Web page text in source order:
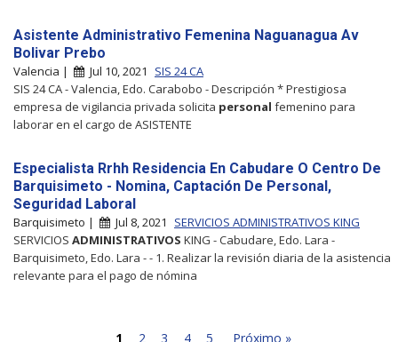
Asistente Administrativo Femenina Naguanagua Av
Bolivar Prebo
Valencia | Jul 10, 2021
SIS 24 CA
SIS 24 CA - Valencia, Edo. Carabobo - Descripción * Prestigiosa
empresa de vigilancia privada solicita personal femenino para
laborar en el cargo de ASISTENTE
Especialista Rrhh Residencia En Cabudare O Centro De
Barquisimeto - Nomina, Captación De Personal,
Seguridad Laboral
Barquisimeto | Jul 8, 2021
SERVICIOS ADMINISTRATIVOS KING
SERVICIOS ADMINISTRATIVOS KING - Cabudare, Edo. Lara -
Barquisimeto, Edo. Lara - - 1. Realizar la revisión diaria de la asistencia
relevante para el pago de nómina
1 2 3 4 5 Próximo »